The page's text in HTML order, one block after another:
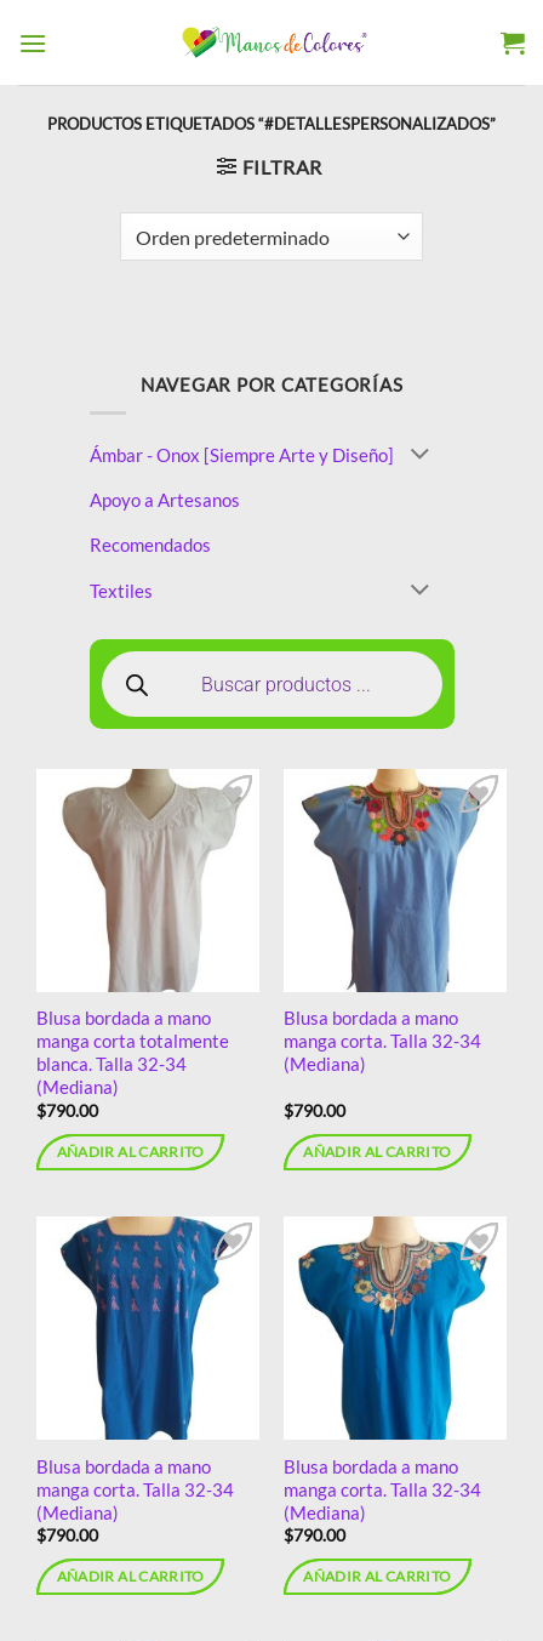
PRODUCTOS ETIQUETADOS “#DETALLESPERSONALIZADOS”
FILTRAR
NAVEGAR POR CATEGORÍAS
Ámbar - Onox [Siempre Arte y Diseño]
Apoyo a Artesanos
Recomendados
Textiles
Añadir
a la
lista de
Blusa bordada a mano
manga corta totalmente
blanca. Talla 32-34
(Mediana)
$790.00
AÑADIR AL CARRITO
Añadir
a la
lista de
deseos
Blusa bordada a mano
manga corta. Talla 32-34
(Mediana)
$790.00
AÑADIR AL CARRITO
Añadir
Blusa bordada a mano
manga corta. Talla 32-34
(Mediana)
$790.00
AÑADIR AL CARRITO
Añadir
a la
lista de
deseos
Blusa bordada a mano
manga corta. Talla 32-34
(Mediana)
$790.00
AÑADIR AL CARRITO